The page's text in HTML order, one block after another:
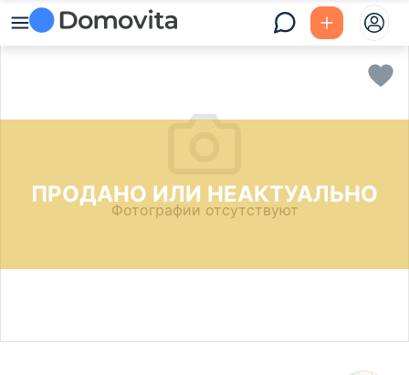
ПРОДАНО ИЛИ НЕАКТУАЛЬНО
Фотографии отсутствуют